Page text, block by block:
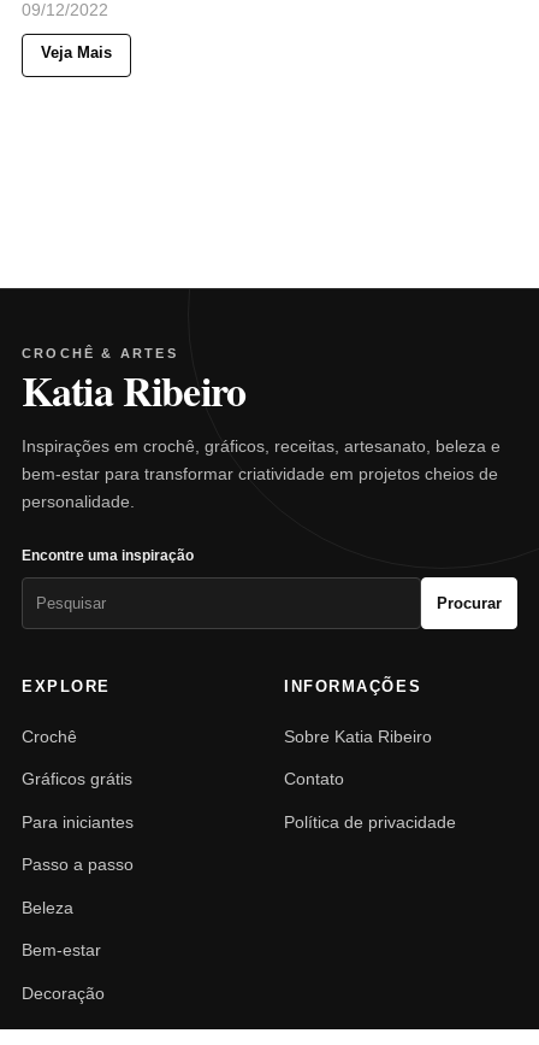
09/12/2022
Veja Mais
CROCHÊ & ARTES
Katia Ribeiro
Inspirações em crochê, gráficos, receitas, artesanato, beleza e
bem-estar para transformar criatividade em projetos cheios de
personalidade.
Encontre uma inspiração
Procurar
EXPLORE
Crochê
Gráficos grátis
Para iniciantes
Passo a passo
Beleza
Bem-estar
Decoração
PAISAGISMO
INFORMAÇÕES
Sobre Katia Ribeiro
Contato
Política de privacidade